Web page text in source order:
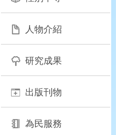
人物介紹
研究成果
出版刊物
為民服務